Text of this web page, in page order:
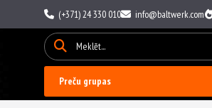
(+371) 24 330 010 info@baltwerk.com
Preču grupas